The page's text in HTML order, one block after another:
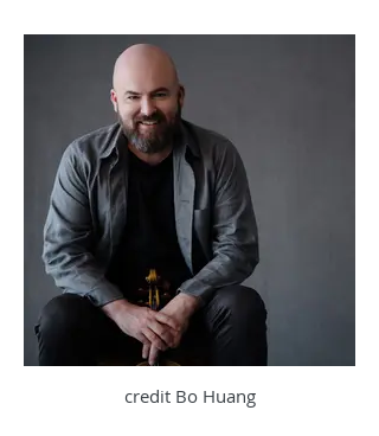
credit Bo Huang